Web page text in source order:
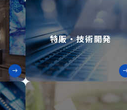
特販・技術開発